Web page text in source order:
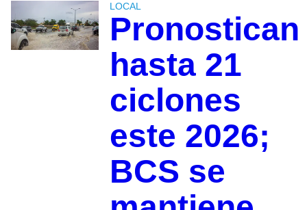
LOCAL
Pronostican
hasta 21
ciclones
este 2026;
BCS se